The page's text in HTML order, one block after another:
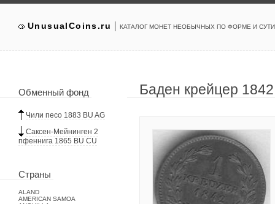
UnusualCoins.ru | КАТАЛОГ МОНЕТ НЕОБЫЧНЫХ ПО ФОРМЕ И
Обменный фонд
Чили песо 1883 BU AG
Саксен-Мейнинген 2
пфеннига 1865 BU CU
Страны
ALAND
AMERICAN SAMOA
Баден крейцер